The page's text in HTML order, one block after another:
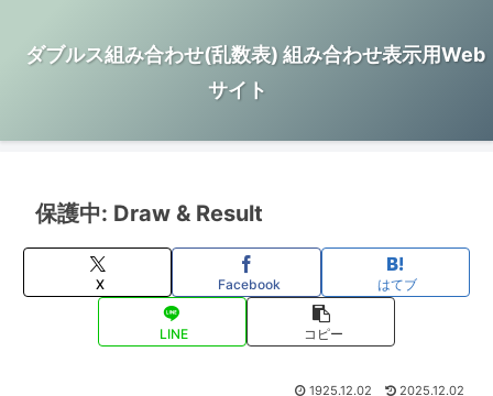
ダブルス組み合わせ(乱数表) 組み合わせ表示用Web
サイト
保護中: Draw & Result
X Facebook はてブ
LINE コピー
1925.12.02 2025.12.02